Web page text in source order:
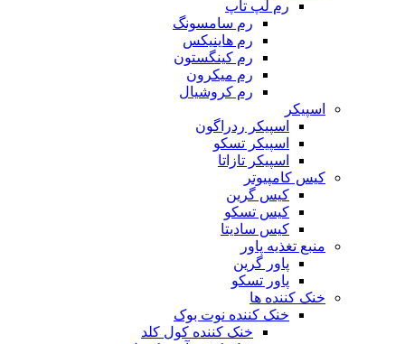
رم لپ تاپ
رم سامسونگ
رم هاینیکس
رم کینگستون
رم میکرون
رم کروشیال
اسپیکر
اسپیکر ردراگون
اسپیکر تسکو
اسپیکر تازاتا
کیس کامپیوتر
کیس گرین
کیس تسکو
کیس سادیتا
منبع تغذیه‌ پاور
پاور گرین
پاور تسکو
خنک کننده ها
خنک کننده نوت بوک
خنک کننده کول کلد